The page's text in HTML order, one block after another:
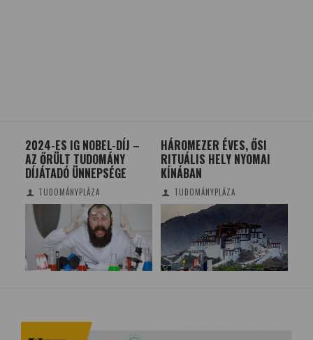
2024-ES IG NOBEL-DÍJ –
AZ ŐRÜLT TUDOMÁNY
DÍJÁTADÓ ÜNNEPSÉGE
TUDOMÁNYPLÁZA
HÁROMEZER ÉVES, ŐSI
RITUÁLIS HELY NYOMAI
KÍNÁBAN
TUDOMÁNYPLÁZA